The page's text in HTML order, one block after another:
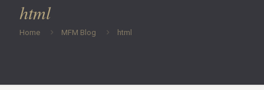
html
Home MFM Blog html